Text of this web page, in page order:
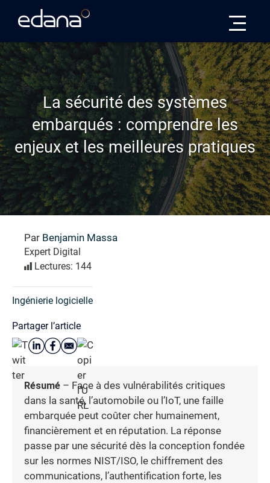
La sécurité des systèmes
embarqués : comprendre les
enjeux et les meilleures pratiques
Par Benjamin Massa
Expert Digital
Lectures: 144
Ingénierie logicielle
Partager l’article
Résumé – Face à des vulnérabilités critiques
dans la santé, l’automobile ou l’IoT, une faille
embarquée peut coûter cher humainement,
financièrement et en réputation. La réponse
passe par une sécurité dès la conception fondée
sur les normes NIST/ISO, le chiffrement des
communications, l’authentification forte, les